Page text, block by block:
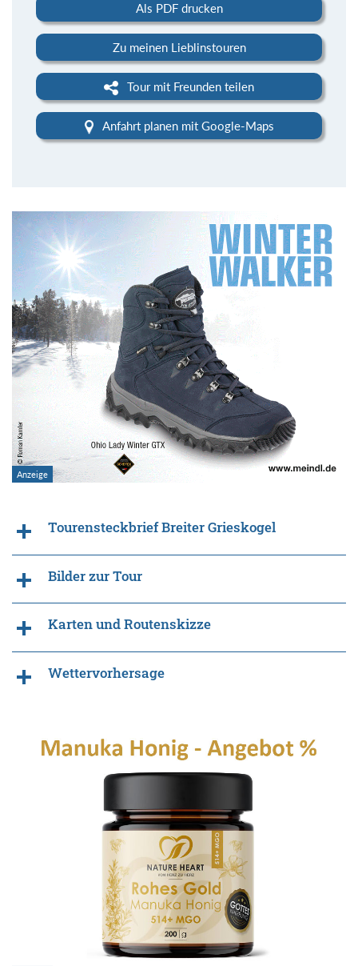
Als PDF drucken
Zu meinen Lieblinstouren
Tour mit Freunden teilen
Anfahrt planen mit Google-Maps
Tourensteckbrief Breiter Grieskogel
Bilder zur Tour
Karten und Routenskizze
Wettervorhersage